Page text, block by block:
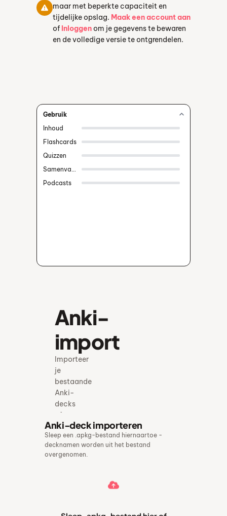
maar met beperkte capaciteit en
tijdelijke opslag. Maak een account aan
of Inloggenom je gegevens te bewaren
en de volledige versie te ontgrendelen.
Gebruik
Inhoud
Flashcards
Quizzen
Samenvattingen
Podcasts
Anki-
import
Importeer
je
bestaande
Anki-
decks
of
exporteer
elk
deck
terug
Anki-deck importeren
Sleep een .apkg-bestand hiernaartoe -
decknamen worden uit het bestand
overgenomen.